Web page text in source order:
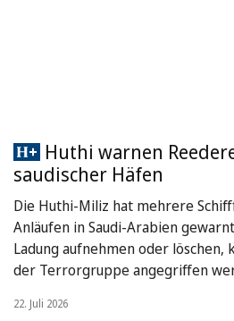
Huthi warnen
saudischer Häfen
Die Huthi-Miliz hat mehrere
Anläufen in Saudi-Arabien
Ladung aufnehmen oder löschen,
der Terrorgruppe angegriffen
22. Juli 2026